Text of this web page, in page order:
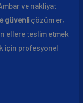
ve nakliyat
güvenliçözümler,
ellere teslim etmek
için profesyonel